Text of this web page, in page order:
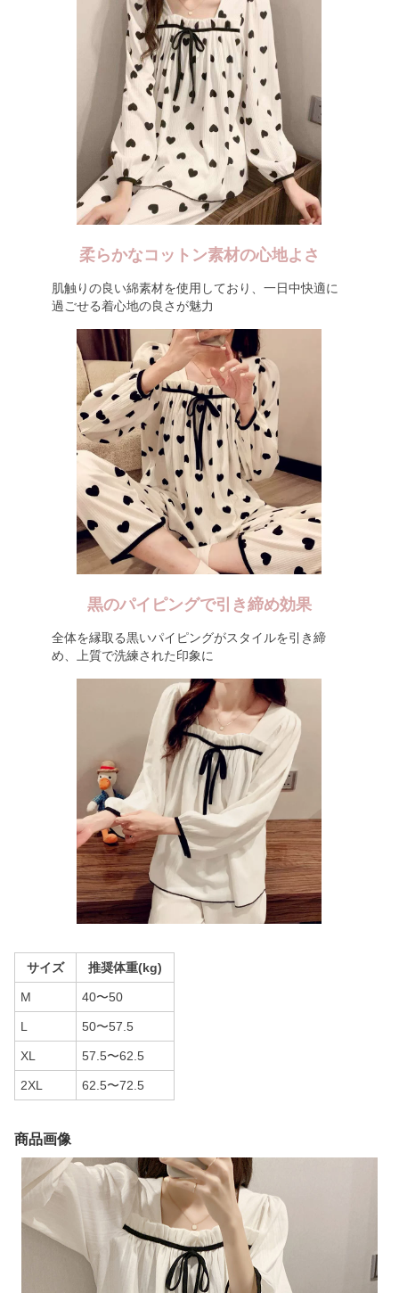
柔らかなコットン素材の心地よさ
肌触りの良い綿素材を使用しており、一日中快適に
過ごせる着心地の良さが魅力
黒のパイピングで引き締め効果
全体を縁取る黒いパイピングがスタイルを引き締
め、上質で洗練された印象に
サイズ 推奨体重(kg)
M 40〜50
L 50〜57.5
XL 57.5〜62.5
2XL 62.5〜72.5
商品画像